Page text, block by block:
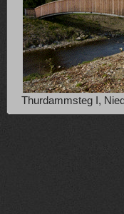
Thurdammsteg I,